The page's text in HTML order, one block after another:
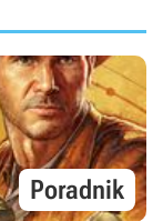
Poradnik